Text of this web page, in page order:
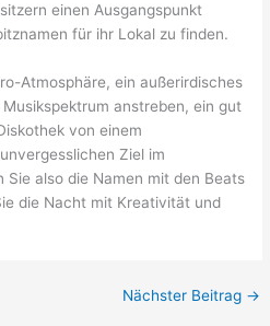
einen Ausgangspunkt
für ihr Lokal zu finden.
Atmosphäre, ein außerirdisches
anstreben, ein gut
von einem
Ziel im
Sie also die Namen mit den Beats
die Nacht mit Kreativität und
Nächster Beitrag →